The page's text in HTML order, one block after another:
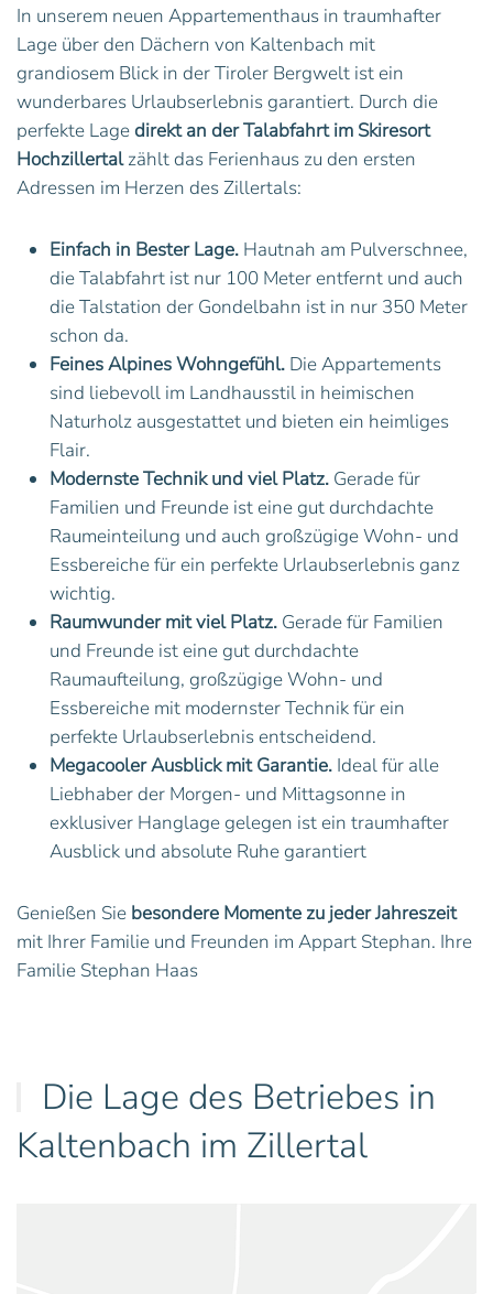
In unserem neuen Appartementhaus in traumhafter
Lage über den Dächern von Kaltenbach mit
grandiosem Blick in der Tiroler Bergwelt ist ein
wunderbares Urlaubserlebnis garantiert. Durch die
perfekte Lagedirekt an der Talabfahrt im Skiresort
Hochzillertalzählt das Ferienhaus zu den ersten
Adressen im Herzen des Zillertals:
Einfach in Bester Lage. Hautnah am Pulverschnee,
die Talabfahrt ist nur 100 Meter entfernt und auch
die Talstation der Gondelbahn ist in nur 350 Meter
schon da.
Feines Alpines Wohngefühl. Die Appartements
sind liebevoll im Landhausstil in heimischen
Naturholz ausgestattet und bieten ein heimliges
Flair.
Modernste Technik und viel Platz. Gerade für
Familien und Freunde ist eine gut durchdachte
Raumeinteilung und auch großzügige Wohn- und
Essbereiche für ein perfekte Urlaubserlebnis ganz
wichtig.
Raumwunder mit viel Platz. Gerade für Familien
und Freunde ist eine gut durchdachte
Raumaufteilung, großzügige Wohn- und
Essbereiche mit modernster Technik für ein
perfekte Urlaubserlebnis entscheidend.
Megacooler Ausblick mit Garantie. Ideal für alle
Liebhaber der Morgen- und Mittagsonne in
exklusiver Hanglage gelegen ist ein traumhafter
Ausblick und absolute Ruhe garantiert
Genießen Sie besondere Momente zu jeder Jahreszeit
mit Ihrer Familie und Freunden im Appart Stephan. Ihre
Familie Stephan Haas
Die Lage des Betriebes in
Kaltenbach im Zillertal